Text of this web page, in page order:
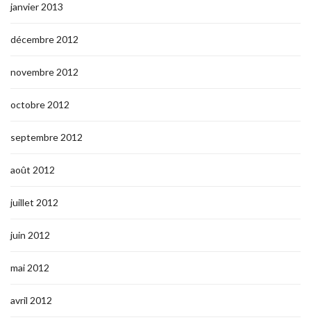
janvier 2013
décembre 2012
novembre 2012
octobre 2012
septembre 2012
août 2012
juillet 2012
juin 2012
mai 2012
avril 2012